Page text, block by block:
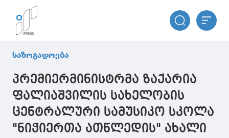
საზოგადოება
პრემიერმინისტრმა ზაქარია
ფალიაშვილის სახელობის
ცენტრალური სამუსიკო სკოლა
"ნიჭიერთა ათწლედის" ახალი